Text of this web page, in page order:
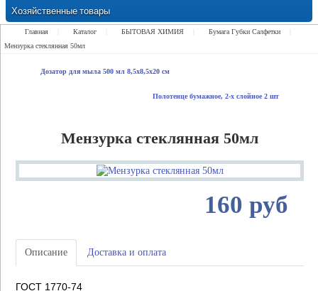
Хозяйственные товары
Замки Ручки Петли Засовы Проушины
Главная Каталог БЫТОВАЯ ХИМИЯ Бумага Губки Салфетки
Мензурка стеклянная 50мл
Дозатор для мыла 500 мл 8,5х8,5х20 см
Полотенце бумажное, 2-х слойное 2 шт
Мензурка стеклянная 50мл
160 руб
Описание Доставка и оплата
ГОСТ 1770-74